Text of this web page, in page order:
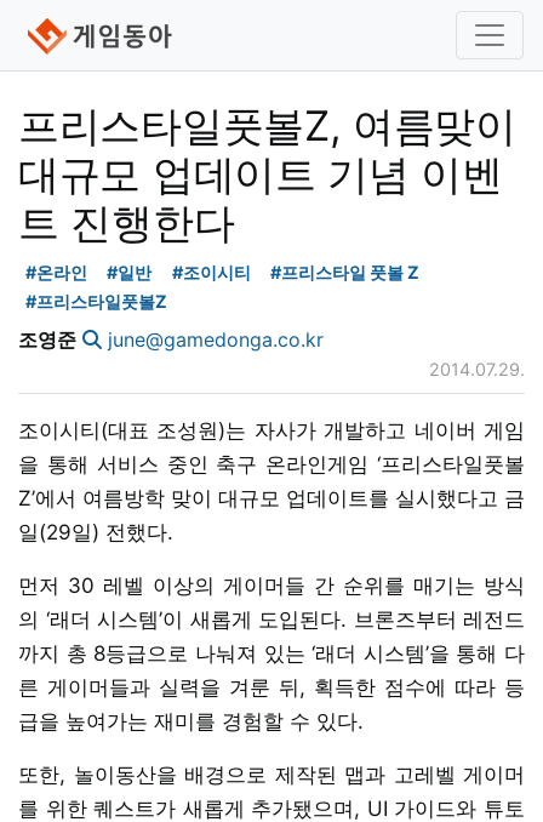
프리스타일풋볼Z, 여름맞이
대규모 업데이트 기념 이벤
트 진행한다
#온라인 #일반 #조이시티
#프리스타일 풋볼 Z
#프리스타일풋볼Z
조영준 june@gamedonga.co.kr
2014.07.29.
조이시티(대표 조성원)는 자사가 개발하고 네이버 게임
을 통해 서비스 중인 축구 온라인게임 ‘프리스타일풋볼
Z’에서 여름방학 맞이 대규모 업데이트를 실시했다고 금
일(29일) 전했다.
먼저 30 레벨 이상의 게이머들 간 순위를 매기는 방식
의 ‘래더 시스템’이 새롭게 도입된다. 브론즈부터 레전드
까지 총 8등급으로 나눠져 있는 ‘래더 시스템’을 통해 다
른 게이머들과 실력을 겨룬 뒤, 획득한 점수에 따라 등
급을 높여가는 재미를 경험할 수 있다.
또한, 놀이동산을 배경으로 제작된 맵과 고레벨 게이머
를 위한 퀘스트가 새롭게 추가됐으며, UI 가이드와 튜토